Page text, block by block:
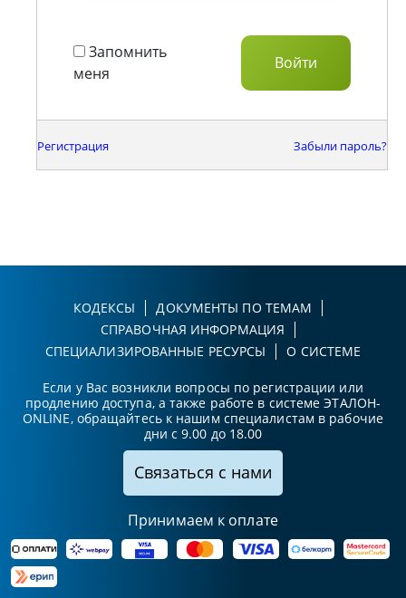
Запомнить
меня
Регистрация Забыли пароль?
КОДЕКСЫ
ДОКУМЕНТЫ ПО ТЕМАМ
СПРАВОЧНАЯ ИНФОРМАЦИЯ
СПЕЦИАЛИЗИРОВАННЫЕ РЕСУРСЫ
О СИСТЕМЕ
Если у Вас возникли вопросы по регистрации или
продлению доступа, а также работе в системе ЭТАЛОН-
ONLINE, обращайтесь к нашим специалистам в рабочие
дни с 9.00 до 18.00
Связаться с нами
Принимаем к оплате